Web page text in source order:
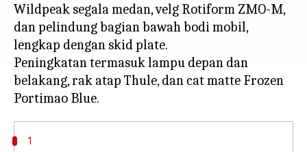
Wildpeak segala medan, velg Rotiform ZMO-M,
dan pelindung bagian bawah bodi mobil,
lengkap dengan skid plate.
Peningkatan termasuk lampu depan dan
belakang, rak atap Thule, dan cat matte Frozen
1